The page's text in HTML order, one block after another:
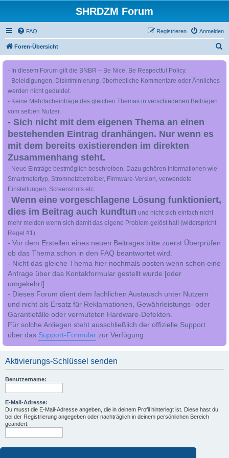
SHRDZM Forum
FAQ Anmelden
Registrieren
Foren-Übersicht
- In diesem Forum gilt die BNBR – Be Nice, Be Respectful Policy.
- Beleidigungen, Diskriminierung, überhebliche Kommentare oder Ähnliches
werden nicht geduldet.
- Keine Mehrfacheinträge des gleichen Themas in verschiedenen Beiträgen
vom selben Nutzer.
- Sich nicht mit dem eigenen Thema an einen
bestehenden Eintrag dranhängen. Nur wenn es
mit dem bereits existierenden im direkten
Zusammenhang steht.
- Neue Einträge bestmöglich beschreiben. Dazu gehören Informationen wie
Smartmetertyp, Stromnetzbetreiber, Firmware-Version, verwendete
Einstellungen, Screenshots etc.
- Wenn eine vorgeschlagene Lösung funktioniert,
dies im Beitrag auch kundtun und nicht sich einfach nicht
mehr melden wenn sich damit das eigene Problem gelöst hat! (widerspricht
Regel #1)
- Vor dem Erstellen eines neuen Beitrages bitte zuerst Überprüfen
ob das Thema schon in den FAQ beantwortet wird.
- Nicht das gleiche Thema hier nochmals posten wenn schon eine
Anfrage über das Kontakformular gestellt wurde [oder
umgekehrt].
- Dieses Forum dient dem fachlichen Austausch unter Nutzern
und nicht als Ersatz für Reklamationen, Gewährleistungs- oder
Garantiefälle oder vermuteten Hardware-Defekten.
Für solche Anliegen steht ausschließlich der offizielle Support
über das Support-Formular zur Verfügung.
Aktivierungs-Schlüssel senden
Benutzername:
E-Mail-Adresse:
Du musst die E-Mail-Adresse angeben, die in deinem Profil hinterlegt ist. Diese hast du
bei der Registrierung angegeben oder nachträglich in deinem persönlichen Bereich
geändert.